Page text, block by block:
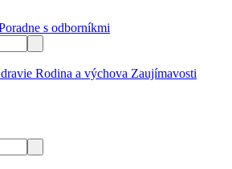
s odborníkmi
Rodina a výchova Zaujímavosti